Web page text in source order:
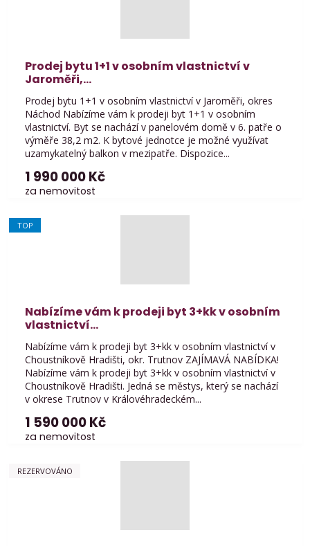
Prodej bytu 1+1 v osobním vlastnictví v
Jaroměři,...
1 990 000 Kč
za nemovitost
Prodej bytu 1+1 v osobním vlastnictví v Jaroměři, okres
Náchod Nabízíme vám k prodeji byt 1+1 v osobním
vlastnictví. Byt se nachází v panelovém domě v 6. patře o
výměře 38,2 m2. K bytové jednotce je možné využívat
uzamykatelný balkon v mezipatře. Dispozice...
Nabízíme vám k prodeji byt 3+kk v osobním
vlastnictví...
1 590 000 Kč
za nemovitost
TOP
Nabízíme vám k prodeji byt 3+kk v osobním vlastnictví v
Choustníkově Hradišti, okr. Trutnov ZAJÍMAVÁ NABÍDKA!
Nabízíme vám k prodeji byt 3+kk v osobním vlastnictví v
Choustníkově Hradišti. Jedná se městys, který se nachází
v okrese Trutnov v Královéhradeckém...
REZERVOVÁNO